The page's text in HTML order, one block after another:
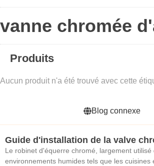
vanne chromée
Produits
Aucun produit n'a été trouvé avec cette
Blog connexe
Guide d'installation de la valve
Le robinet d'équerre chromé, largement utilisé
environnements humides tels que les cuisines